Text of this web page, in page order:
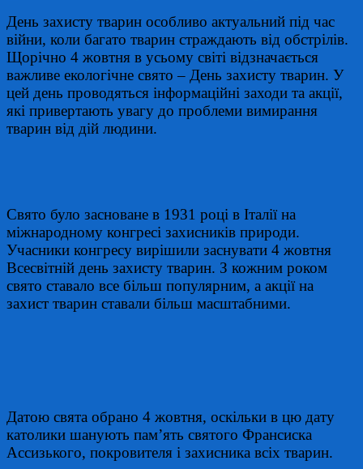
День захисту тварин особливо актуальний під час
війни, коли багато тварин страждають від обстрілів.
Щорічно 4 жовтня в усьому світі відзначається
важливе екологічне свято – День захисту тварин. У
цей день проводяться інформаційні заходи та акції,
які привертають увагу до проблеми вимирання
тварин від дій людини.
Свято було засноване в 1931 році в Італії на
міжнародному конгресі захисників природи.
Учасники конгресу вирішили заснувати 4 жовтня
Всесвітній день захисту тварин. З кожним роком
свято ставало все більш популярним, а акції на
захист тварин ставали більш масштабними.
Датою свята обрано 4 жовтня, оскільки в цю дату
католики шанують пам’ять святого Франсиска
Ассизького, покровителя і захисника всіх тварин.